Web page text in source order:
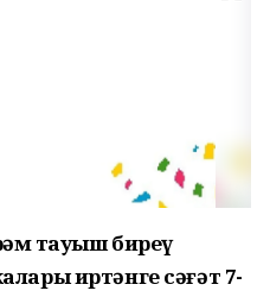
тауыш биреү
иртәнге сәғәт 7-